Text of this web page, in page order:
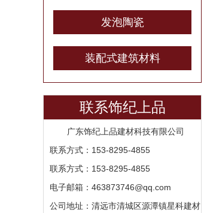
发泡陶瓷
装配式建筑材料
联系饰纪上品
广东饰纪上品建材科技有限公司
联系方式：153-8295-4855
联系方式：153-8295-4855
电子邮箱：463873746@qq.com
公司地址：清远市清城区源潭镇星科建材